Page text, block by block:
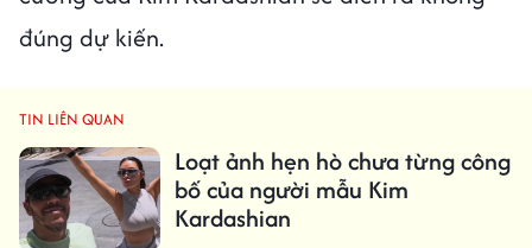
đúng dự kiến.
TIN LIÊN QUAN
Loạt ảnh hẹn hò chưa từng công
bố của người mẫu Kim
Kardashian